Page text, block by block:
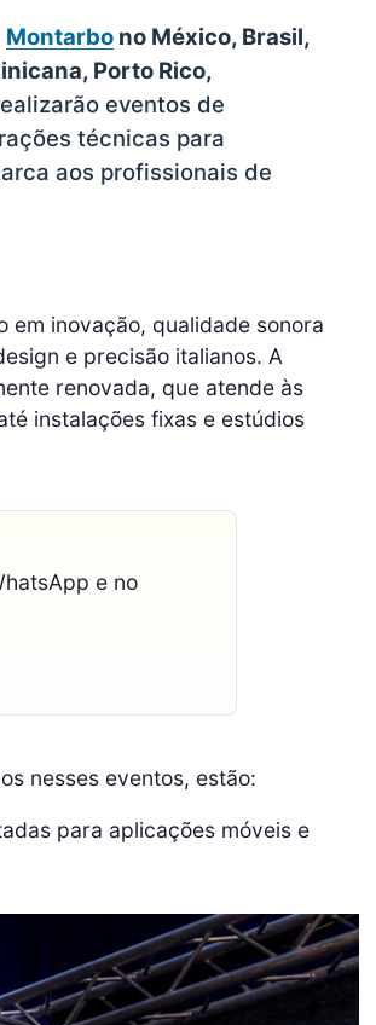
Montarbo no México, Brasil,
Porto Rico,
eventos de
técnicas para
aos profissionais de
inovação, qualidade sonora
e precisão italianos. A
renovada, que atende às
instalações fixas e estúdios
e no
nesses eventos, estão:
para aplicações móveis e